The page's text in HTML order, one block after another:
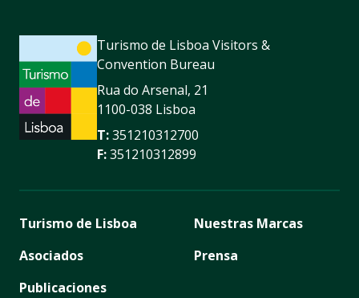
Turismo de Lisboa Visitors &
Convention Bureau
Rua do Arsenal, 21
1100-038 Lisboa
T:351210312700
F:351210312899
Turismo de Lisboa
Asociados
Publicaciones
Nuestras Marcas
Prensa